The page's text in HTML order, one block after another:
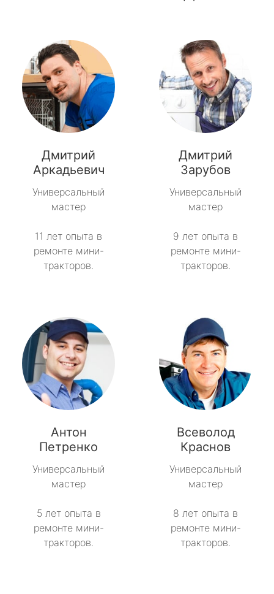
Дмитрий
Аркадьевич
Универсальный
мастер
11 лет опыта в
ремонте мини-
тракторов.
Дмитрий
Зарубов
Универсальный
мастер
9 лет опыта в
ремонте мини-
тракторов.
Антон
Петренко
Универсальный
мастер
5 лет опыта в
ремонте мини-
тракторов.
Всеволод
Краснов
Универсальный
мастер
8 лет опыта в
ремонте мини-
тракторов.